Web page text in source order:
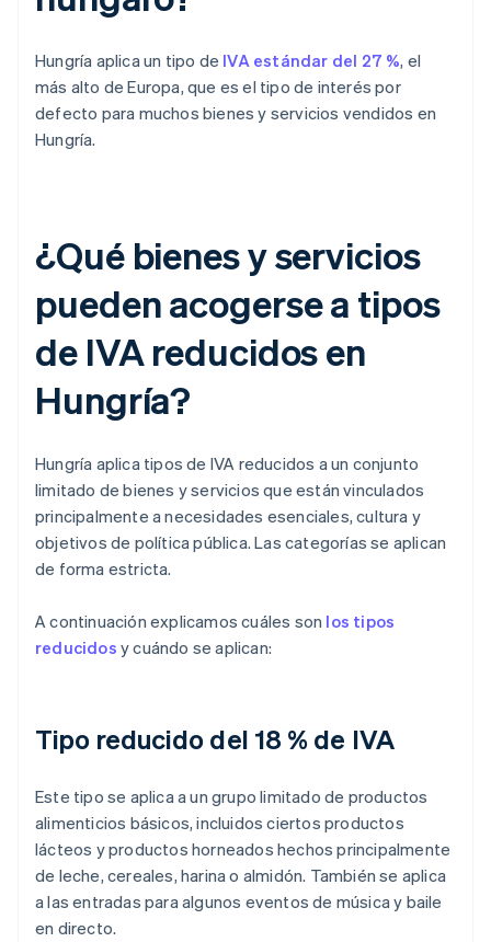
Hungría aplica un tipo de IVA estándar del 27 %, el
más alto de Europa, que es el tipo de interés por
defecto para muchos bienes y servicios vendidos en
Hungría.
¿Qué bienes y servicios
pueden acogerse a tipos
de IVA reducidos en
Hungría?
Hungría aplica tipos de IVA reducidos a un conjunto
limitado de bienes y servicios que están vinculados
principalmente a necesidades esenciales, cultura y
objetivos de política pública. Las categorías se aplican
de forma estricta.
A continuación explicamos cuáles son los tipos
reducidos y cuándo se aplican:
Tipo reducido del 18 % de IVA
Este tipo se aplica a un grupo limitado de productos
alimenticios básicos, incluidos ciertos productos
lácteos y productos horneados hechos principalmente
de leche, cereales, harina o almidón. También se aplica
a las entradas para algunos eventos de música y baile
en directo.